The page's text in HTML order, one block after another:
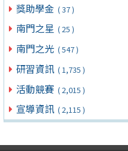
獎助學金 ( 37 )
南門之星 ( 25 )
南門之光 ( 547 )
研習資訊 ( 1,735 )
活動競賽 ( 2,015 )
宣導資訊 ( 2,115 )